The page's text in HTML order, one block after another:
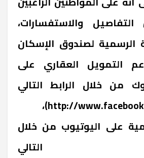
والاستفسارات،
الرسمية لصندوق الإسكان
التمويل العقاري على
من خلال الرابط التالي
(http://www.facebook.com/shmffeg)،
على اليوتيوب من خلال
التالي